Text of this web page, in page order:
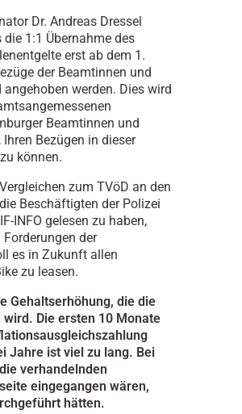
Dr. Andreas Dressel
1:1 Übernahme des
erst ab dem 1.
der Beamtinnen und
werden. Dies wird
Beamtinnen und
Bezügen in dieser
können.
zum TVöD an den
Beschäftigten der Polizei
INFO gelesen zu haben,
der
es in Zukunft allen
zu leasen.
Gehaltserhöhung, die die
Die ersten 10 Monate
Jahre ist viel zu lang. Bei
verhandelnden
eingegangen wären,
hätten.